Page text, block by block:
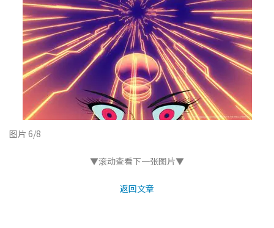
图片 6/8
▼滚动查看下一张图片▼
返回文章